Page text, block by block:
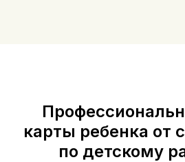
карты ребенка от
по детскому